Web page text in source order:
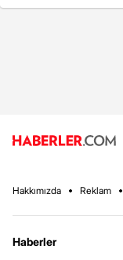
Hakkımızda Reklam
Haberler